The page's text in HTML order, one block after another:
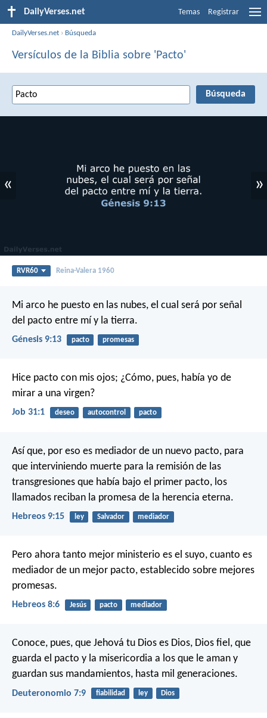
DailyVerses.net Temas Registrar
DailyVerses.net › Búsqueda
Versículos de la Biblia sobre 'Pacto'
« »
RVR60 Reina-Valera 1960
Mi arco he puesto en las nubes, el cual será por señal
del pacto entre mí y la tierra.
Génesis 9:13 pacto promesas
Hice pacto con mis ojos; ¿Cómo, pues, había yo de
mirar a una virgen?
Job 31:1 deseo autocontrol pacto
Así que, por eso es mediador de un nuevo pacto, para
que interviniendo muerte para la remisión de las
transgresiones que había bajo el primer pacto, los
llamados reciban la promesa de la herencia eterna.
Hebreos 9:15 ley Salvador mediador
Pero ahora tanto mejor ministerio es el suyo, cuanto es
mediador de un mejor pacto, establecido sobre mejores
promesas.
Hebreos 8:6 Jesús pacto mediador
Conoce, pues, que Jehová tu Dios es Dios, Dios fiel, que
guarda el pacto y la misericordia a los que le aman y
guardan sus mandamientos, hasta mil generaciones.
Deuteronomio 7:9 fiabilidad ley Dios